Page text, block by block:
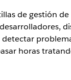
de gestión
horas